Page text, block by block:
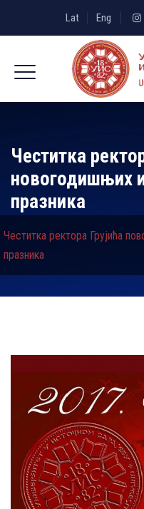
Lat Eng
Честитка
новогодишњих
празника
Честитка ректора Грујића
празника